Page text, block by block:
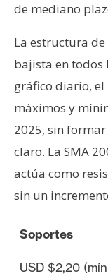
de mediano
La estructura
bajista en todos
gráfico diario, el
máximos y
2025, sin
claro. La SMA
actúa como
sin un
Soportes
USD $2,20